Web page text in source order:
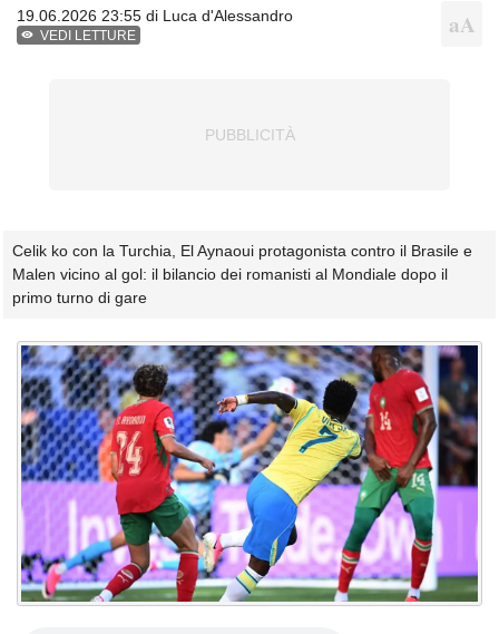
19.06.2026 23:55 di Luca d'Alessandro
VEDI LETTURE
Celik ko con la Turchia, El Aynaoui protagonista contro il Brasile e
Malen vicino al gol: il bilancio dei romanisti al Mondiale dopo il
primo turno di gare